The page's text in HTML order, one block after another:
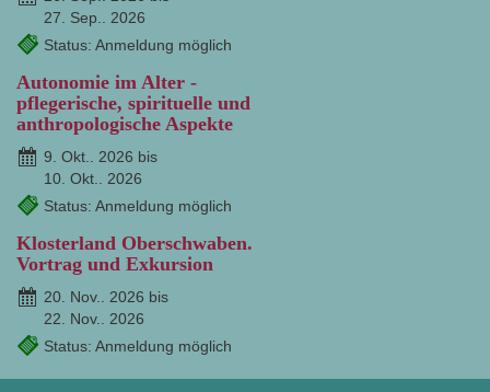
27. Sep.. 2026
Status: Anmeldung möglich
Autonomie im Alter -
pflegerische, spirituelle und
anthropologische Aspekte
9. Okt.. 2026 bis
10. Okt.. 2026
Status: Anmeldung möglich
Klosterland Oberschwaben.
Vortrag und Exkursion
20. Nov.. 2026 bis
22. Nov.. 2026
Status: Anmeldung möglich